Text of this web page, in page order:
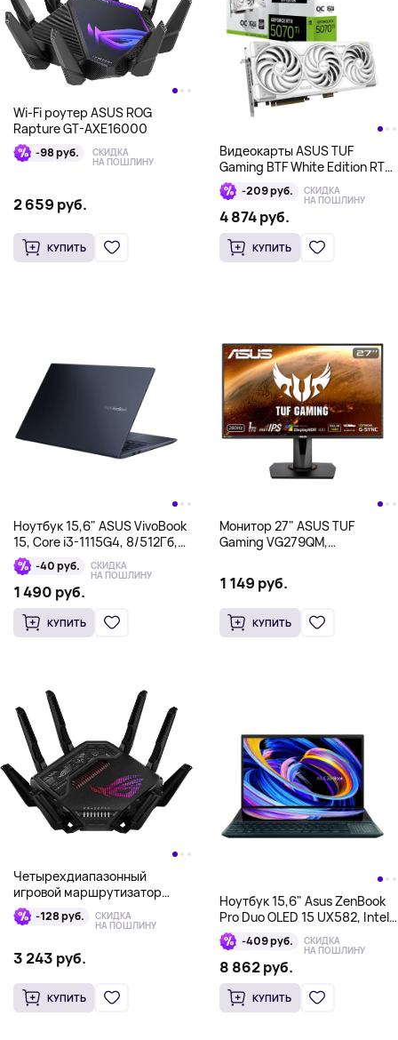
Wi-Fi роутер ASUS ROG
Rapture GT-AXE16000
-98 руб. СКИДКА
НА ПОШЛИНУ
2 659 руб.
КУПИТЬ
Видеокарты ASUS TUF
Gaming BTF White Edition RTX
5070 Ti 16 ГБ GDDR7
-209 руб. СКИДКА
НА ПОШЛИНУ
4 874 руб.
КУПИТЬ
Ноутбук 15,6" ASUS VivoBook
15, Core i3-1115G4, 8/512Гб,
серый-40 руб. СКИДКА
НА ПОШЛИНУ
1 490 руб.
КУПИТЬ
Монитор 27" ASUS TUF
Gaming VG279QM,
1 149 руб.
КУПИТЬ
Четырехдиапазонный
игровой маршрутизатор
ASUS ROG Rapture GT-BE98
Wi-Fi 7-128 руб. СКИДКА
НА ПОШЛИНУ
3 243 руб.
КУПИТЬ
Ноутбук 15,6" Asus ZenBook
Pro Duo OLED 15 UX582, Intel
Core i7-12700H, 16Гб/1Тб,
RTX 3070 Ti, синий
-409 руб. СКИДКА
НА ПОШЛИНУ
8 862 руб.
КУПИТЬ